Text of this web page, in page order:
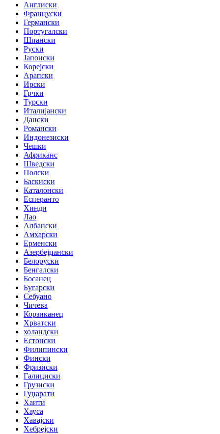
Англиски
Француски
Германски
Португалски
Шпански
Руски
Јапонски
Корејски
Арапски
Ирски
Грчки
Турски
Италијански
Дански
Романски
Индонезиски
Чешки
Африканс
Шведски
Полски
Баскиски
Каталонски
Есперанто
Хинди
Лао
Албански
Амхарски
Ерменски
Азербејџански
Белоруски
Бенгалски
Босанец
Бугарски
Себуано
Чичева
Корзиканец
Хрватски
холандски
Естонски
Филипински
Фински
Фризиски
Галициски
Грузиски
Гуџарати
Хаити
Хауса
Хавајски
Хебрејски